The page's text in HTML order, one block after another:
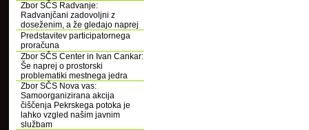
Zbor SČS Radvanje:
Radvanjčani zadovoljni z
doseženim, a že gledajo naprej
Predstavitev participatornega
proračuna
Zbor SČS Center in Ivan Cankar:
Še naprej o prostorski
problematiki mestnega jedra
Zbor SČS Nova vas:
Samoorganizirana akcija
čiščenja Pekrskega potoka je
lahko vzgled našim javnim
službam